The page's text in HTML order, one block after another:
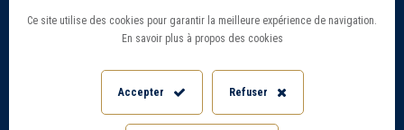
Barème Transaction immobilière
Mentions légales
Politique de confidentialité
Paramétrer les cookies
Offres d’emploi - Recrutement
Accès Extranet
Informations Géorisques
Ce site utilise des cookies pour garantir la meilleure expérience de navigation.
En savoir plus à propos des cookies
Accepter Refuser